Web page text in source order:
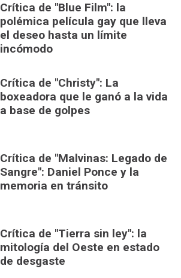
Crítica de "Blue Film": la
polémica película gay que lleva
el deseo hasta un límite
incómodo
Crítica de "Christy": La
boxeadora que le ganó a la vida
a base de golpes
Crítica de "Malvinas: Legado de
Sangre": Daniel Ponce y la
memoria en tránsito
Crítica de "Tierra sin ley": la
mitología del Oeste en estado
de desgaste